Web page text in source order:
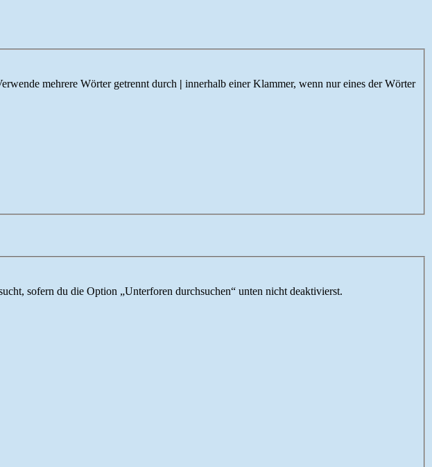
mehrere Wörter getrennt durch | innerhalb einer Klammer, wenn nur eines der Wörter
sofern du die Option „Unterforen durchsuchen“ unten nicht deaktivierst.